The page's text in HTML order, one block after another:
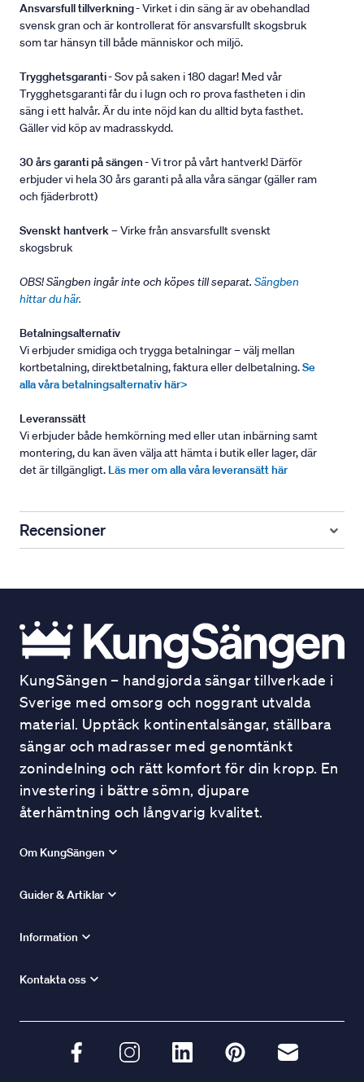
Ansvarsfull tillverkning- Virket i din säng är av obehandlad
svensk gran och är kontrollerat för ansvarsfullt skogsbruk
som tar hänsyn till både människor och miljö.
Trygghetsgaranti- Sov på saken i 180 dagar! Med vår
Trygghetsgaranti får du i lugn och ro prova fastheten i din
säng i ett halvår. Är du inte nöjd kan du alltid byta fasthet.
Gäller vid köp av madrasskydd.
30 års garanti på sängen- Vi tror på vårt hantverk! Därför
erbjuder vi hela 30 års garanti på alla våra sängar (gäller ram
och fjäderbrott)
Svenskt hantverk– Virke från ansvarsfullt svenskt
skogsbruk
OBS! Sängben ingår inte och köpes till separat. Sängben
hittar du här.
Betalningsalternativ
Vi erbjuder smidiga och trygga betalningar – välj mellan
kortbetalning, direktbetalning, faktura eller delbetalning.Se
alla våra betalningsalternativ här>
Leveranssätt
Vi erbjuder både hemkörning med eller utan inbärning samt
montering, du kan även välja att hämta i butik eller lager, där
det är tillgängligt. Läs mer om alla våra leveransätt här
Recensioner
KungSängen – handgjorda sängar tillverkade i
Sverige med omsorg och noggrant utvalda
material. Upptäck kontinentalsängar, ställbara
sängar och madrasser med genomtänkt
zonindelning och rätt komfort för din kropp. En
investering i bättre sömn, djupare
återhämtning och långvarig kvalitet.
Om KungSängen
Guider & Artiklar
Information
Kontakta oss